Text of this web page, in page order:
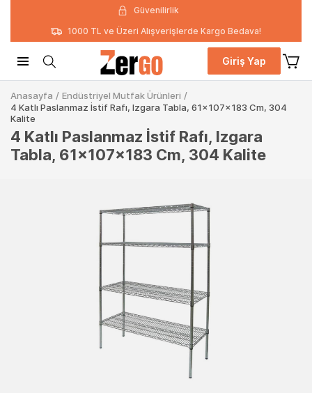
Güvenilirlik
1000 TL ve Üzeri Alışverişlerde Kargo Bedava!
Giriş Yap
Anasayfa / Endüstriyel Mutfak Ürünleri /
4 Katlı Paslanmaz İstif Rafı, Izgara Tabla, 61x107x183 Cm, 304
Kalite
4 Katlı Paslanmaz İstif Rafı, Izgara
Tabla, 61x107x183 Cm, 304 Kalite